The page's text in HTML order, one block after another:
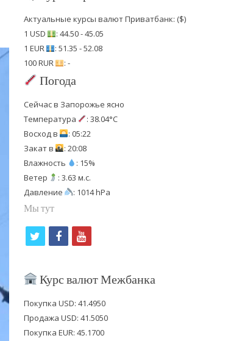
Актуальные курсы валют Приватбанк: ($)
1 USD
: 44.50 - 45.05
1 EUR
: 51.35 - 52.08
100 RUR
: -
Погода
Сейчас в Запорожье ясно
Температура
: 38.04°C
Восход в
: 05:22
Закат в
: 20:08
Влажность
: 15%
Ветер
: 3.63 м.с.
Давление
: 1014 hPa
Мы тут
i
t
e
f
c
b
o
y
u
u
b
Курс валют Межбанка
Покупка USD: 41.4950
Продажа USD: 41.5050
Покупка EUR: 45.1700